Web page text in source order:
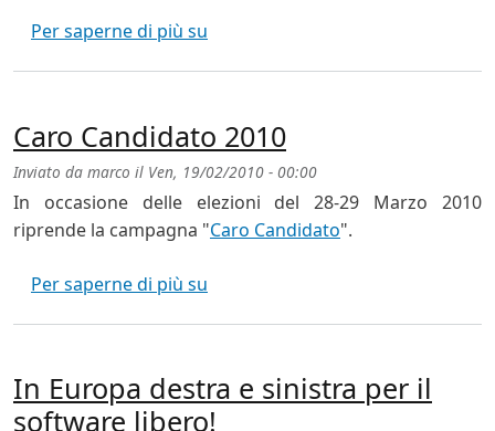
Per saperne di più su
Caro Candidato 2010
Inviato da marco il Ven, 19/02/2010 - 00:00
In occasione delle elezioni del 28-29 Marzo 2010
riprende la campagna "Caro Candidato".
Per saperne di più su
In Europa destra e sinistra per il
software libero!